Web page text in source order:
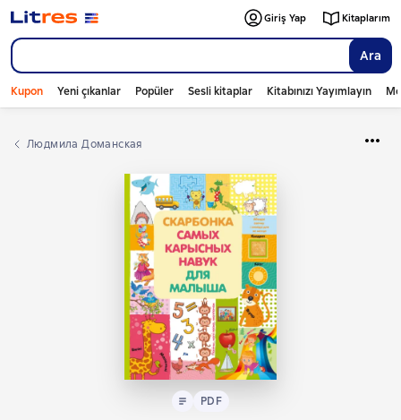
Ara
Giriş Yap Kitaplarım
Kupon Yeni çıkanlar Popüler Sesli kitaplar Kitabınızı Yayımlayın
Людмила Доманская
Metin PDF
PDF